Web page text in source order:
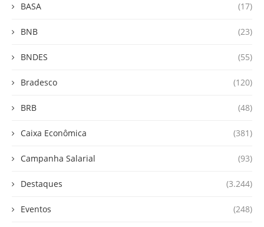
BASA (17)
BNB (23)
BNDES (55)
Bradesco (120)
BRB (48)
Caixa Econômica (381)
Campanha Salarial (93)
Destaques (3.244)
Eventos (248)